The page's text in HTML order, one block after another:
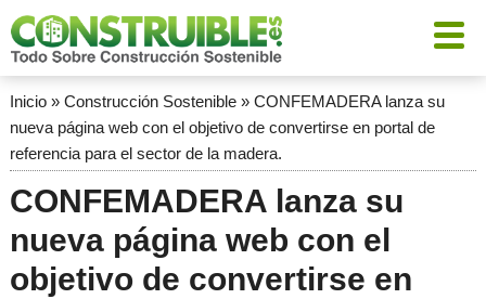
Inicio» Construcción Sostenible» CONFEMADERA lanza su
nueva página web con el objetivo de convertirse en portal de
referencia para el sector de la madera.
CONFEMADERA lanza su
nueva página web con el
objetivo de convertirse en